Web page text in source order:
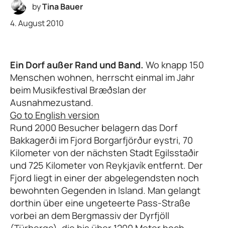
byTina Bauer
4. August 2010
Ein Dorf außer Rand und Band. Wo knapp 150
Menschen wohnen, herrscht einmal im Jahr
beim Musikfestival Bræðslan der
Ausnahmezustand.
Go to English version
Rund 2000 Besucher belagern das Dorf
Bakkagerði im Fjord Borgarfjörður eystri, 70
Kilometer von der nächsten Stadt Egilsstaðir
und 725 Kilometer von Reykjavík entfernt. Der
Fjord liegt in einer der abgelegendsten noch
bewohnten Gegenden in Island. Man gelangt
dorthin über eine ungeteerte Pass-Straße
vorbei an dem Bergmassiv der Dyrfjöll